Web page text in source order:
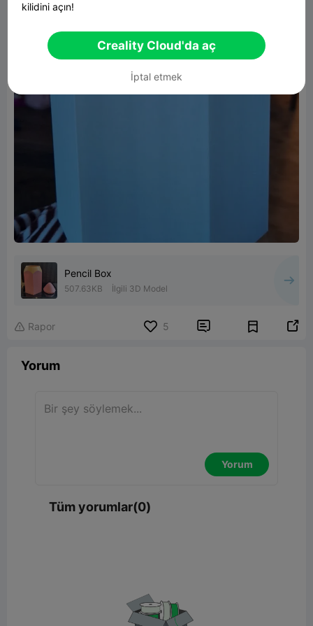
Pencil Box
507.63KB İlgili 3D Model
 Rapor 5  
Yorum
Yorum
Tüm yorumlar(0)
kilidini açın!
Creality Cloud'da aç
İptal etmek